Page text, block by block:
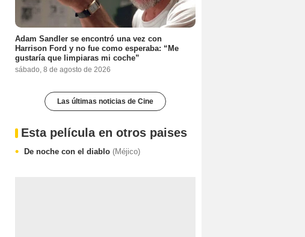
Adam Sandler se encontró una vez con
Harrison Ford y no fue como esperaba: “Me
gustaría que limpiaras mi coche”
sábado, 8 de agosto de 2026
Las últimas noticias de Cine
Esta película en otros paises
De noche con el diablo (Méjico)